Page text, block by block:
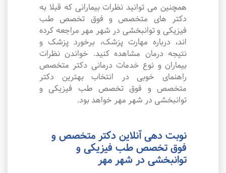
همچنین می توانید نظرات بیمارانی که قبلا به
دکتر های متخصص و فوق تخصص طب
فیزیکی و توانبخشی در شهر مهر مراجعه کرده
اند، درباره مهارت پزشک، برخورد پزشک و
نتیجه درمان مشاهده کنید. خواندن نظرات
بیماران و نوع خدمات درمانی دکتر متخصص
راهنمای خوبی در انتخاب بهترین دکتر
متخصص و فوق تخصص طب فیزیکی و
توانبخشی در شهر مهر خواهد بود.
نوبت دهی آنلاین دکتر متخصص و
فوق تخصص طب فیزیکی و
توانبخشی در شهر مهر